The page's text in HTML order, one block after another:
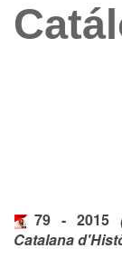
79 - 2015
Catalana